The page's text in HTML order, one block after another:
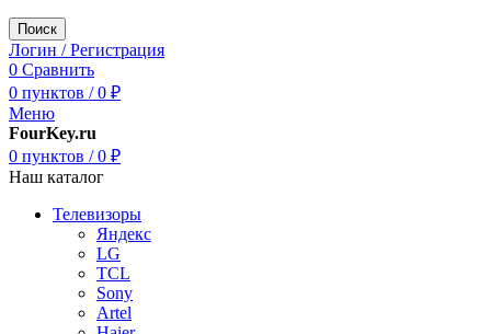
Поиск
Логин / Регистрация
0 Сравнить
0 пунктов / 0 ₽
Меню
FourKey.ru
0 пунктов / 0 ₽
Наш каталог
Телевизоры
Яндекс
LG
TCL
Sony
Artel